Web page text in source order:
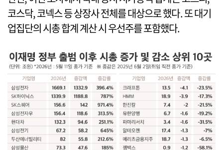
코스닥, 코넥스 등 상장사 전체를 대상으로 했다. 또 대기
업집단의 시총 합계 계산 시 우선주를 포함했다.